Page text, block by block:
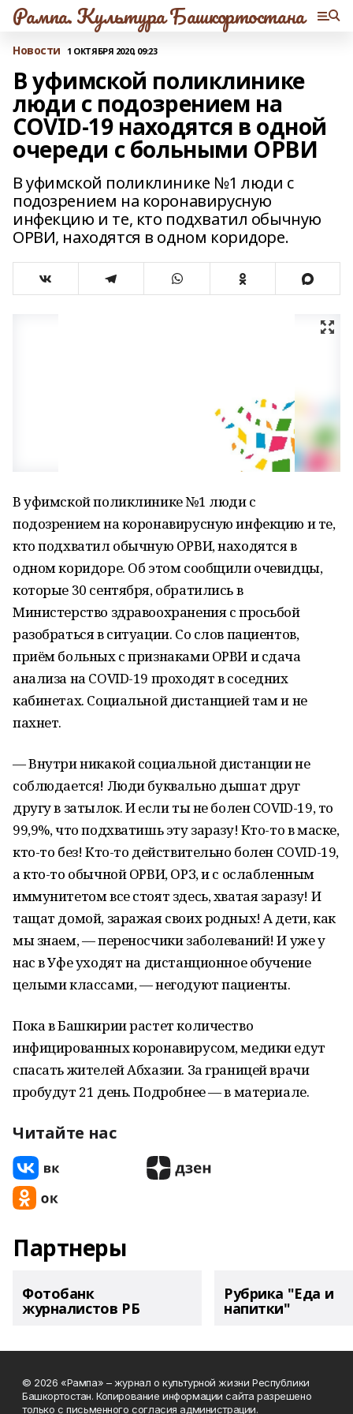
Рампа. Культура Башкортостана
Новости 1 ОКТЯБРЯ 2020, 09:23
В уфимской поликлинике
люди с подозрением на
COVID-19 находятся в одной
очереди с больными ОРВИ
В уфимской поликлинике №1 люди с
подозрением на коронавирусную
инфекцию и те, кто подхватил обычную
ОРВИ, находятся в одном коридоре.
В уфимской поликлинике №1 люди с
подозрением на коронавирусную инфекцию и те,
кто подхватил обычную ОРВИ, находятся в
одном коридоре. Об этом сообщили очевидцы,
которые 30 сентября, обратились в
Министерство здравоохранения с просьбой
разобраться в ситуации. Со слов пациентов,
приём больных с признаками ОРВИ и сдача
анализа на COVID-19 проходят в соседних
кабинетах. Социальной дистанцией там и не
пахнет.
— Внутри никакой социальной дистанции не
соблюдается! Люди буквально дышат друг
другу в затылок. И если ты не болен COVID-19, то
99,9%, что подхватишь эту заразу! Кто-то в маске,
кто-то без! Кто-то действительно болен COVID-19,
а кто-то обычной ОРВИ, ОРЗ, и с ослабленным
иммунитетом все стоят здесь, хватая заразу! И
тащат домой, заражая своих родных! А дети, как
мы знаем, — переносчики заболеваний! И уже у
нас в Уфе уходят на дистанционное обучение
целыми классами, — негодуют пациенты.
Пока в Башкирии растет количество
инфицированных коронавирусом, медики едут
спасать жителей Абхазии. За границей врачи
пробудут 21 день. Подробнее — в материале.
Читайте нас
Партнеры
Фотобанк
журналистов РБ
Рубрика "Еда и
напитки"
© 2026 «Рампа» – журнал о культурной жизни Республики
Башкортостан. Копирование информации сайта разрешено
только с письменного согласия администрации.